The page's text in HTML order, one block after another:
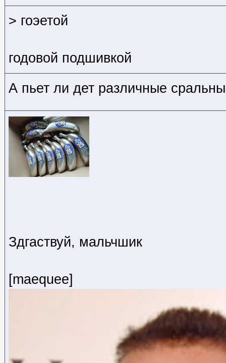
> гоэетой
годовой подшивкой
А пьет ли дет различные
Здгаствуй, мальчшик
[maequee]